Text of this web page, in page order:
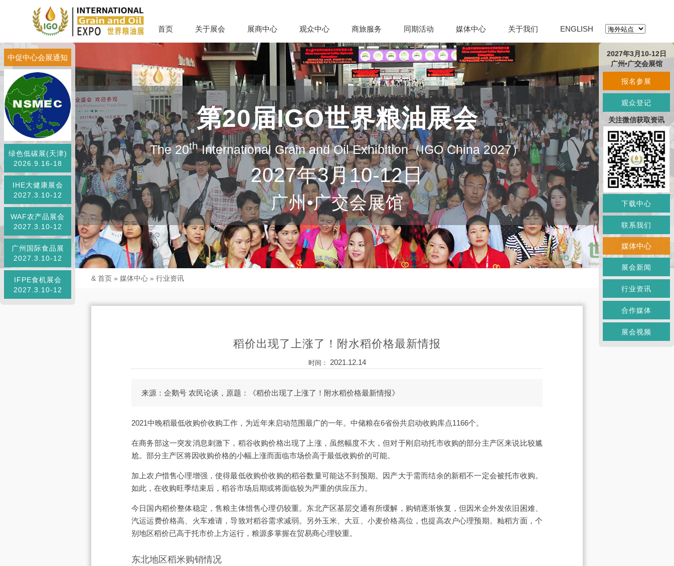
首页 关于展会 展商中心 观众中心 商旅服务 同期活动 媒体中心 关于我们 ENGLISH
第20届IGO世界粮油展会
The 20thInternational Grain and Oil Exhibition（IGO China 2027）
2027年3月10-12日
广州•广交会展馆
中促中心会展通知
绿色低碳展(天津)
2026.9.16-18
IHE大健康展会
2027.3.10-12
WAF农产品展会
2027.3.10-12
广州国际食品展
2027.3.10-12
IFPE食机展会
2027.3.10-12
& 首页 » 媒体中心 » 行业资讯
稻价出现了上涨了！附水稻价格最新情报
时间： 2021.12.14
来源：企鹅号 农民论谈，原题：《稻价出现了上涨了！附水稻价格最新情报》
2021中晚稻最低收购价收购工作，为近年来启动范围最广的一年。中储粮在6省份共启动收购库点1166个。
在商务部这一突发消息刺激下，稻谷收购价格出现了上涨，虽然幅度不大，但对于刚启动托市收购的部分主产区来说比较尴
尬。部分主产区将因收购价格的小幅上涨而面临市场价高于最低收购价的可能。
加上农户惜售心理增强，使得最低收购价收购的稻谷数量可能达不到预期。因产大于需而结余的新稻不一定会被托市收购。
如此，在收购旺季结束后，稻谷市场后期或将面临较为严重的供应压力。
今日国内稻价整体稳定，售粮主体惜售心理仍较重。东北产区基层交通有所缓解，购销逐渐恢复，但因米企外发依旧困难、
汽运运费价格高、火车难请，导致对稻谷需求减弱。另外玉米、大豆、小麦价格高位，也提高农户心理预期。籼稻方面，个
别地区稻价已高于托市价上方运行，粮源多掌握在贸易商心理较重。
东北地区稻米购销情况
2027年3月10-12日
广州•广交会展馆
报名参展
观众登记
关注微信获取资讯
下载中心
联系我们
媒体中心
展会新闻
行业资讯
合作媒体
展会视频